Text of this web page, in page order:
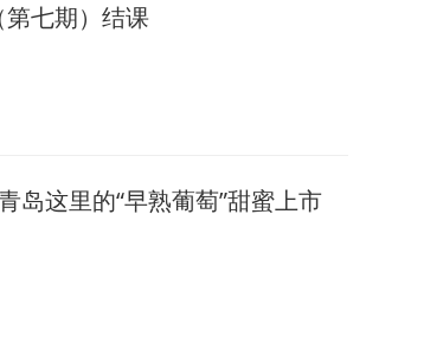
第七期）结课
岛这里的“早熟葡萄”甜蜜上市